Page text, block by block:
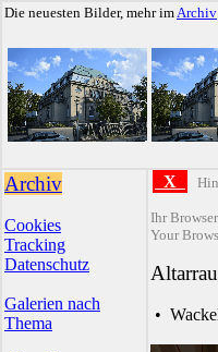
Die neuesten Bilder, mehr imArchiv
Archiv
Cookies
Tracking
Datenschutz
Galerien nach
Thema
X
Ihr
Your
•